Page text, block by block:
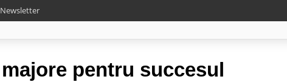
Newsletter
pentru succesul